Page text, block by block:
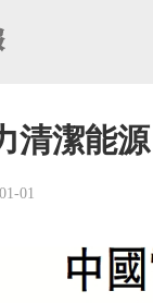
清潔能
01